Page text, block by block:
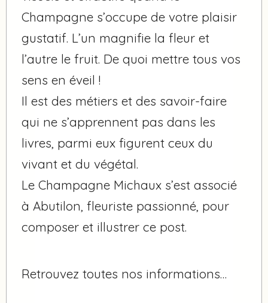
Champagne s’occupe de votre plaisir
gustatif. L’un magnifie la fleur et
l’autre le fruit. De quoi mettre tous vos
sens en éveil !
Il est des métiers et des savoir-faire
qui ne s’apprennent pas dans les
livres, parmi eux figurent ceux du
vivant et du végétal.
Le Champagne Michaux s’est associé
à Abutilon, fleuriste passionné, pour
composer et illustrer ce post.
Retrouvez toutes nos informations…